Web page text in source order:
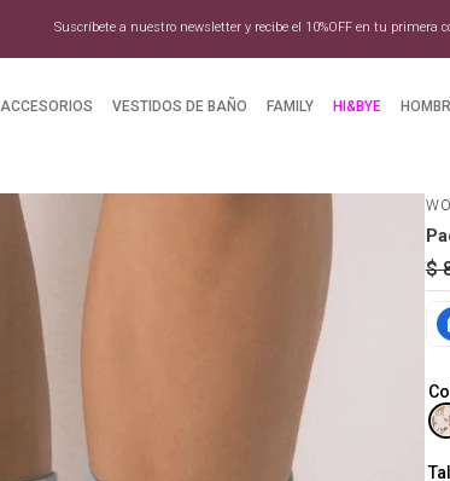
Suscríbete a nuestro newsletter y recibe el 10%OFF en tu primera
ACCESORIOS VESTIDOS DE BAÑO FAMILY HI&BYE
$